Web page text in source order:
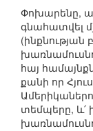
Փոխարենը,
գնահատվել
(ինքնության
հայ
քանի որ
տեմպերը,